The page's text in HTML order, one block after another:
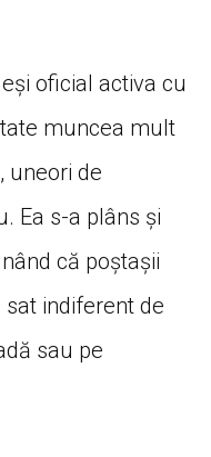
oficial activa cu
muncea mult
uneori de
Ea s-a plâns și
că poștașii
indiferent de
sau pe